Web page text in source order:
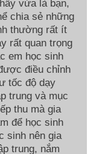
vừa là bạn,
chia sẻ những
thường rất ít
rất quan trọng
em học sinh
điều chỉnh
tốc độ dạy
trung và mục
thu mà gia
để học sinh
sinh nên gia
trung, nắm